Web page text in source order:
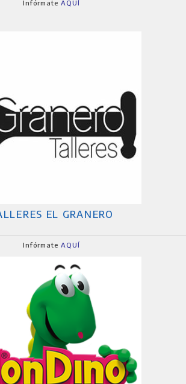
Infórmate AQUÍ
EL GRANERO
Infórmate AQUÍ